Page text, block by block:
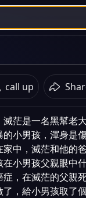
call up
滅茫是一名黑幫老
的小男孩，渾身是
家中，滅茫和他的
在小男孩父親眼中
症，在滅茫的父親
了，給小男孩取了